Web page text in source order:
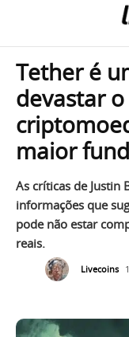
Tether é
devastar
maior
As críticas de Justin
informações que
pode não estar
reais.
Livecoins